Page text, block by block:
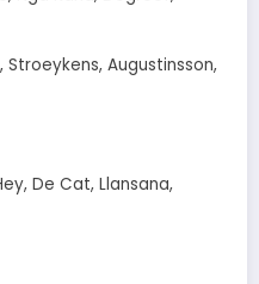
Augustinsson,
De Cat, Llansana,